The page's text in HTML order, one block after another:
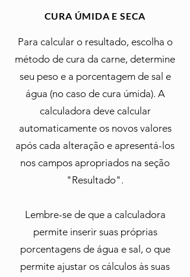
CURA ÚMIDA E SECA
Para calcular o resultado, escolha o
método de cura da carne, determine
seu peso e a porcentagem de sal e
água (no caso de cura úmida). A
calculadora deve calcular
automaticamente os novos valores
após cada alteração e apresentá-los
nos campos apropriados na seção
"Resultado".
Lembre-se de que a calculadora
permite inserir suas próprias
porcentagens de água e sal, o que
permite ajustar os cálculos às suas